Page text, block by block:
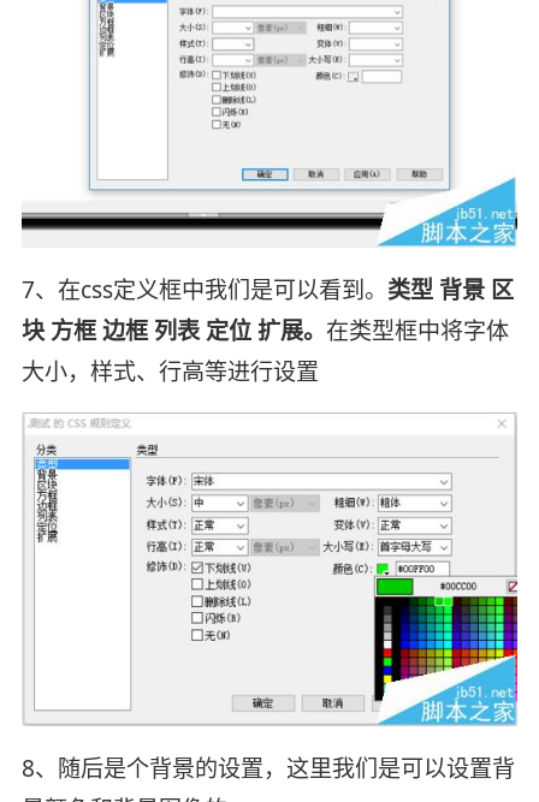
7、在css定义框中我们是可以看到。 类型 背景 区
块 方框 边框 列表 定位 扩展。 在类型框中将字体
大小，样式、行高等进行设置
8、随后是个背景的设置，这里我们是可以设置背